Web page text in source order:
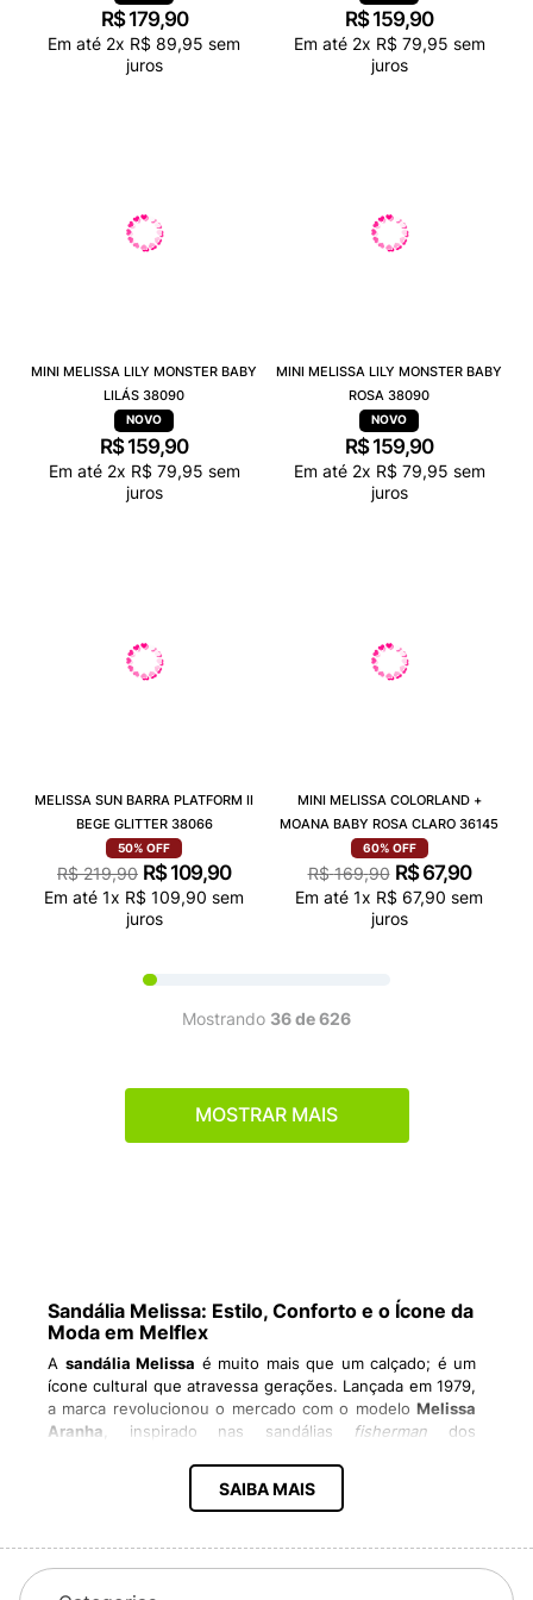
R$ 179,90
Em até 2x R$ 89,95 sem
juros
R$ 159,90
Em até 2x R$ 79,95 sem
juros
MINI MELISSA LILY MONSTER BABY
LILÁS 38090
R$ 159,90
Em até 2x R$ 79,95 sem
juros
MINI MELISSA LILY MONSTER BABY
ROSA 38090
R$ 159,90
Em até 2x R$ 79,95 sem
juros
MELISSA SUN BARRA PLATFORM II
BEGE GLITTER 38066
50% OFF
R$ 219,90 R$ 109,90
Em até 1x R$ 109,90 sem
juros
MINI MELISSA COLORLAND +
MOANA BABY ROSA CLARO 36145
60% OFF
R$ 169,90 R$ 67,90
Em até 1x R$ 67,90 sem
juros
Mostrando 36 de 626
MOSTRAR MAIS
Sandália Melissa: Estilo, Conforto e o Ícone da
Moda em Melflex
A sandália Melissa é muito mais que um calçado; é um
ícone cultural que atravessa gerações. Lançada em 1979,
a marca revolucionou o mercado com o modelo Melissa
Aranha , inspirado nas sandálias fisherman dos
já criou mais de 500 modelos, exportando para 80 países
e conquistando legiões de fãs apaixonados, as famosas
Produzidas emMelflex, um material exclusivo, as
sandálias unem durabilidade, flexibilidade e aquele
SAIBA MAIS